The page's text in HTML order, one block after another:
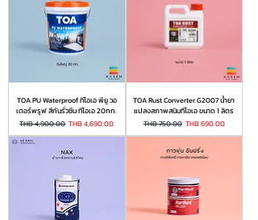
TOA PU Waterproof ทีโอเอ พียู วอ
เตอร์พรูฟ สีกันรั่วซึม ทีโอเอ 20กก.
Regular Price
THB 4,900.00 Sale Price
THB 4,690.00
TOA Rust Converter G2007 น้ำยา
แปลงสภาพสนิมทีโอเอ ขนาด 1 ลิตร
Regular Price
THB 750.00 Sale Price
THB 690.00